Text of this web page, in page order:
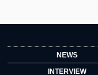
NEWS
INTERVIEW